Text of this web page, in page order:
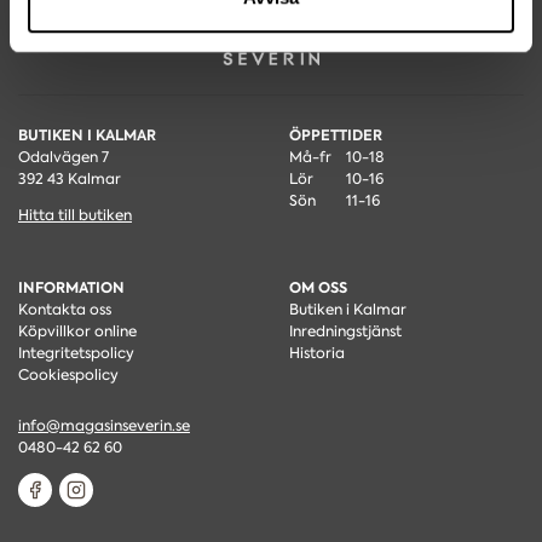
BUTIKEN I KALMAR
Odalvägen 7
392 43 Kalmar
Hitta till butiken
ÖPPETTIDER
Må-fr
10-18
Lör
10-16
Sön
11-16
INFORMATION
Kontakta oss
Köpvillkor online
Integritetspolicy
Cookiespolicy
OM OSS
Butiken i Kalmar
Inredningstjänst
Historia
info@magasinseverin.se
0480-42 62 60